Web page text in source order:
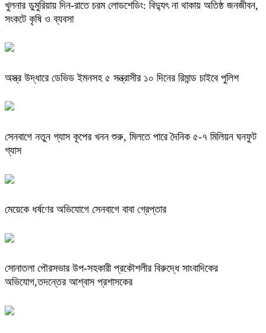
খুলনার ডুমুরিয়ায় দিন-রাতে চরম লোডশেডিং: বিদ্যুৎ না থাকায় অতিষ্ঠ জনজীবন,
সংকটে কৃষি ও ব্যবসা
অস্ত্র উদ্ধারে ডেভিড ইমনসহ ৫ সন্ত্রাসীর ১০ দিনের রিমান্ড চাইবে পুলিশ
সেনবাগে নতুন গ্যাস কূপের খনন শুরু, মিলতে পারে দৈনিক ৫-৭ মিলিয়ন ঘনফুট
গ্যাস
মেয়েকে ধর্ষণের অভিযোগে সেনবাগে বাবা গ্রেপ্তার
সোনাতলা পৌরসভার উপ-সহকারী প্রকৌশলীর বিরুদ্ধে সাংবাদিকের
অভিযোগ,তদন্তের আশ্বাস প্রশাসকের